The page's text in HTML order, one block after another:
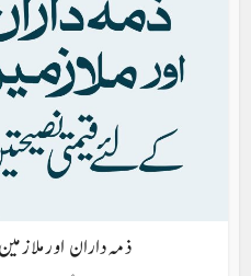
ذمہ داران اور